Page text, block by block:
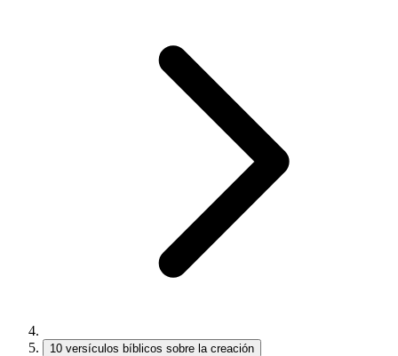
10 versículos bíblicos sobre la creación